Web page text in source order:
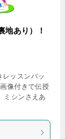
地あり）！
ッスンバッ
像付きで伝授
ミシンさえあ